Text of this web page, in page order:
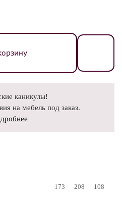
каникулы!
на мебель под заказ.
173 208 108